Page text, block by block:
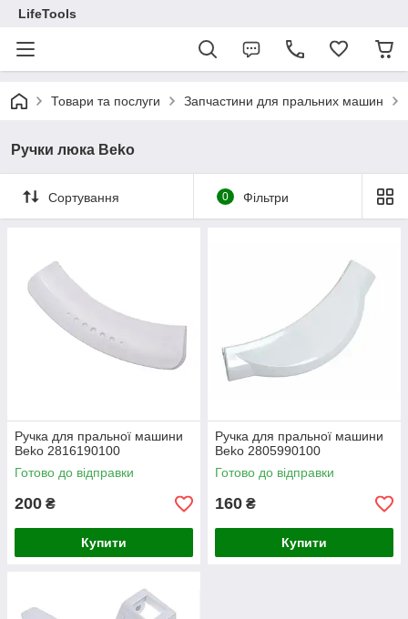
LifeTools
Товари та послуги Запчастини для пральних машин
Ручки люка Beko
Сортування 0 Фільтри
Ручка для пральної машини
Beko 2816190100
Готово до відправки
200 ₴
Купити
Ручка для пральної машини
Beko 2805990100
Готово до відправки
160 ₴
Купити